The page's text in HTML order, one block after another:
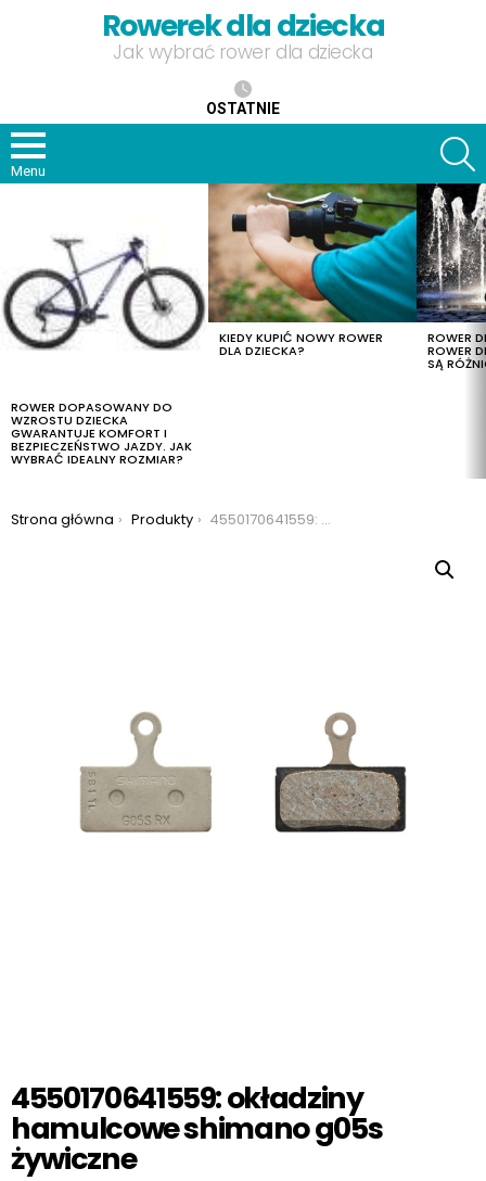
Rowerek dla dziecka
Jak wybrać rower dla dziecka
OSTATNIE
Menu
ROWER DOPASOWANY DO
WZROSTU DZIECKA
GWARANTUJE KOMFORT I
BEZPIECZEŃSTWO JAZDY. JAK
WYBRAĆ IDEALNY ROZMIAR?
KIEDY KUPIĆ NOWY ROWER
DLA DZIECKA?
ROWER
ROWER
SĄ
Jesteś tutaj:
Strona główna Produkty 4550170641559: okładziny hamulcowe shimano g05s żywiczne
4550170641559: okładziny
hamulcowe shimano g05s
żywiczne